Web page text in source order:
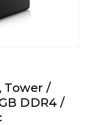
Tower /
DDR4 /